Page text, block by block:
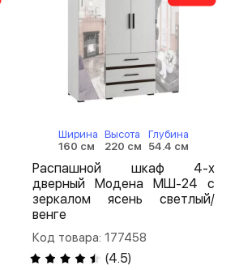
Ширина
160 см
Высота
220 см
Глубина
54.4 см
Распашной шкаф 4-х
дверный Модена МШ-24 с
зеркалом ясень светлый/
венге
Код товара: 177458
(4.5)